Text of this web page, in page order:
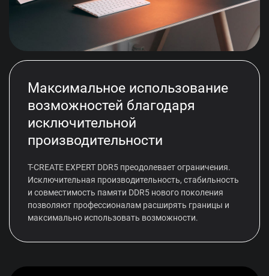
Максимальное использование
возможностей благодаря
исключительной
производительности
T-CREATE EXPERT DDR5 преодолевает ограничения.
Исключительная производительность, стабильность
и совместимость памяти DDR5 нового поколения
позволяют профессионалам расширять границы и
максимально использовать возможности.